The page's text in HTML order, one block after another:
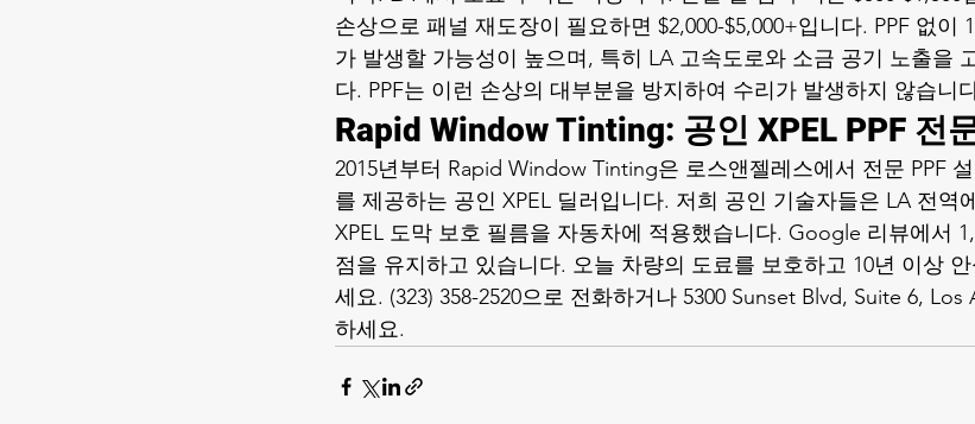
손상으로 패널 재도장이 필요하면 $2,000-$5,000+입니다. PPF 없이
가 발생할 가능성이 높으며, 특히 LA 고속도로와 소금 공기 노출을
다. PPF는 이런 손상의 대부분을 방지하여 수리가 발생하지 않습니
Rapid Window Tinting: 공인 XPEL PPF 전
2015년부터 Rapid Window Tinting은 로스앤젤레스에서 전문 PPF
를 제공하는 공인 XPEL 딜러입니다. 저희 공인 기술자들은 LA 전역
XPEL 도막 보호 필름을 자동차에 적용했습니다. Google 리뷰에서
점을 유지하고 있습니다. 오늘 차량의 도료를 보호하고 10년 이상
세요. (323) 358-2520으로 전화하거나 5300 Sunset Blvd, Suite 6, Los
하세요.